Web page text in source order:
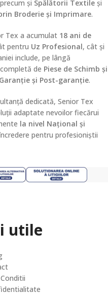
și Spălătorii Textile și
Broderie și Imprimare.
Tex a acumulat 18 ani de
pentru Uz Profesional, cât și
include, pe lângă
de Piese de Schimb și
Garanție și Post-garanție.
dedicată, Senior Tex
adaptate nevoilor fiecărui
la nivel Național și
pentru profesioniștii
utile